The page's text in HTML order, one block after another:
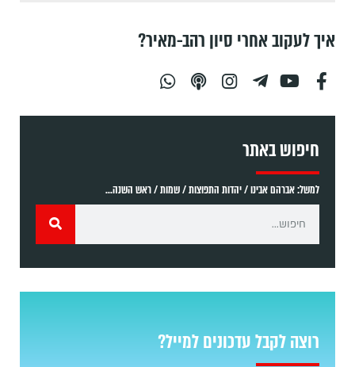
איך לעקוב אחרי סיון רהב-מאיר?
חיפוש באתר
למשל: אברהם אבינו / יהדות התפוצות / שמות / ראש השנה...
רוצה לקבל עדכונים למייל?